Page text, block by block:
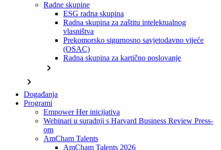
Radne skupine
ESG radna skupina
Radna skupina za zaštitu intelektualnog
vlasništva
Prekomorsko sigurnosno savjetodavno vijeće
(OSAC)
Radna skupina za kartično poslovanje
chevron_right
chevron_right
Događanja
Programi
Empower Her inicijativa
Webinari u suradnji s Harvard Business Review Press-
om
AmCham Talents
AmCham Talents 2026